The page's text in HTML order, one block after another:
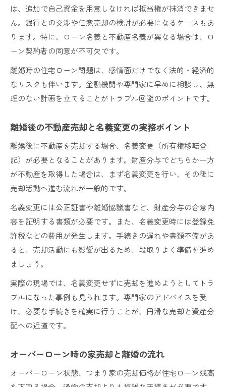
は、追加で自己資金を用意しなければ抵当権が抹消できませ
ん。銀行との交渉や任意売却の検討が必要になるケースもあ
ります。特に、ローン名義と不動産名義が異なる場合は、ロ
ーン契約者の同意が不可欠です。
離婚時の住宅ローン問題は、感情面だけでなく法的・経済的
なリスクも伴います。金融機関や専門家に早めに相談し、無
理のない計画を立てることがトラブル回避のポイントです。
離婚後の不動産売却と名義変更の実務ポイント
離婚後に不動産を売却する場合、名義変更（所有権移転登
記）が必要となることがあります。財産分与でどちらか一方
が不動産を取得した場合は、まず名義変更を行い、その後に
売却活動へ進む流れが一般的です。
名義変更には公正証書や離婚協議書など、財産分与の合意内
容を証明する書類が必要です。また、名義変更時には登録免
許税などの費用が発生します。手続きの遅れや書類不備があ
ると、売却活動にも影響が出るため、段取りよく準備を進め
ましょう。
実際の現場では、名義変更せずに売却を進めようとしてトラ
ブルになった事例も見られます。専門家のアドバイスを受
け、必要な手続きを確実に行うことが、円滑な売却と資産分
配への近道です。
オーバーローン時の家売却と離婚の流れ
オーバーローン状態、つまり家の売却価格が住宅ローン残高